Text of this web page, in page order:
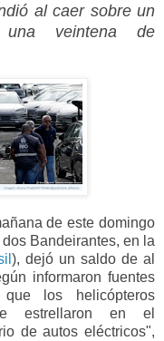
al caer sobre un
una veintena de
de este domingo
Bandeirantes, en la
), dejó un saldo de al
informaron fuentes
los helicópteros
estrellaron en el
de autos eléctricos",